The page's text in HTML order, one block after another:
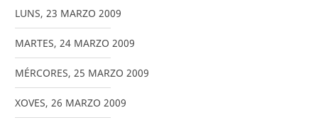
LUNS, 23 MARZO 2009
MARTES, 24 MARZO 2009
MÉRCORES, 25 MARZO 2009
XOVES, 26 MARZO 2009